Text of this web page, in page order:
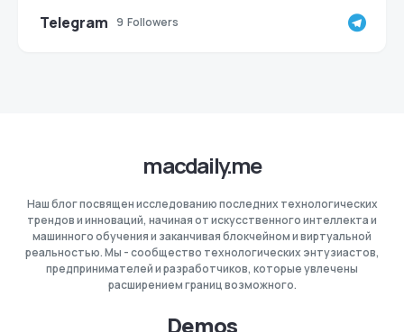
Telegram 9 Followers
macdaily.me
Наш блог посвящен исследованию последних технологических
трендов и инноваций, начиная от искусственного интеллекта и
машинного обучения и заканчивая блокчейном и виртуальной
реальностью. Мы - сообщество технологических энтузиастов,
предпринимателей и разработчиков, которые увлечены
расширением границ возможного.
Demos